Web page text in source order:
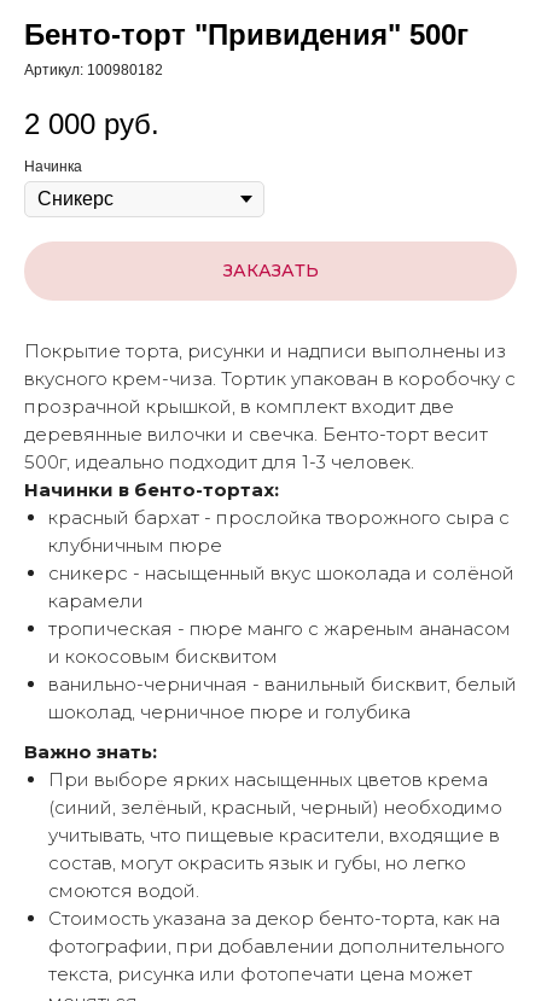
Бенто-торт "Привидения" 500г
Артикул: 100980182
2 000 руб.
Начинка
ЗАКАЗАТЬ
Покрытие торта, рисунки и надписи выполнены из
вкусного крем-чиза. Тортик упакован в коробочку с
прозрачной крышкой, в комплект входит две
деревянные вилочки и свечка. Бенто-торт весит
500г, идеально подходит для 1-3 человек.
Начинки в бенто-тортах:
красный бархат - прослойка творожного сыра с
клубничным пюре
сникерс - насыщенный вкус шоколада и солёной
карамели
тропическая - пюре манго с жареным ананасом
и кокосовым бисквитом
ванильно-черничная - ванильный бисквит, белый
шоколад, черничное пюре и голубика
Важно знать:
При выборе ярких насыщенных цветов крема
(синий, зелёный, красный, черный) необходимо
учитывать, что пищевые красители, входящие в
состав, могут окрасить язык и губы, но легко
смоются водой.
Стоимость указана за декор бенто-торта, как на
фотографии, при добавлении дополнительного
текста, рисунка или фотопечати цена может